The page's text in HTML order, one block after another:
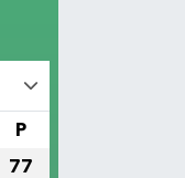
P
77